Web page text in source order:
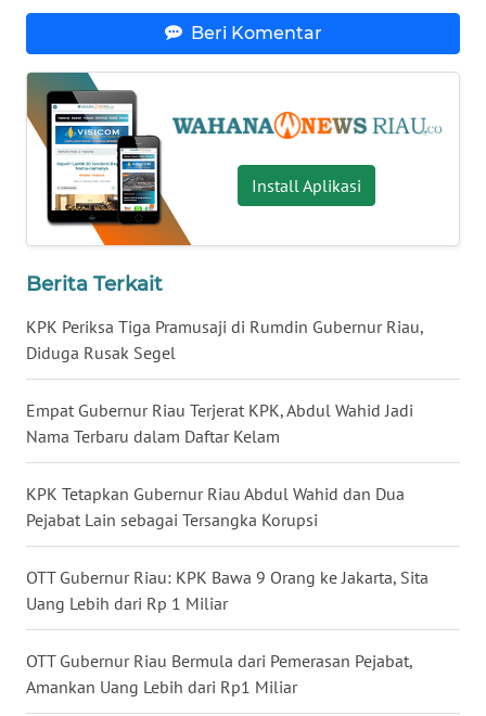
Beri Komentar
Install Aplikasi
Berita Terkait
KPK Periksa Tiga Pramusaji di Rumdin Gubernur Riau,
Diduga Rusak Segel
Empat Gubernur Riau Terjerat KPK, Abdul Wahid Jadi
Nama Terbaru dalam Daftar Kelam
KPK Tetapkan Gubernur Riau Abdul Wahid dan Dua
Pejabat Lain sebagai Tersangka Korupsi
OTT Gubernur Riau: KPK Bawa 9 Orang ke Jakarta, Sita
Uang Lebih dari Rp 1 Miliar
OTT Gubernur Riau Bermula dari Pemerasan Pejabat,
Amankan Uang Lebih dari Rp1 Miliar
WN
WN
JATENG
WN
NUSANTARA
JOGJA
WN
JATIM
WN
BALI
WN
KALBAR
WN
KALTENG
WN
KALTARA